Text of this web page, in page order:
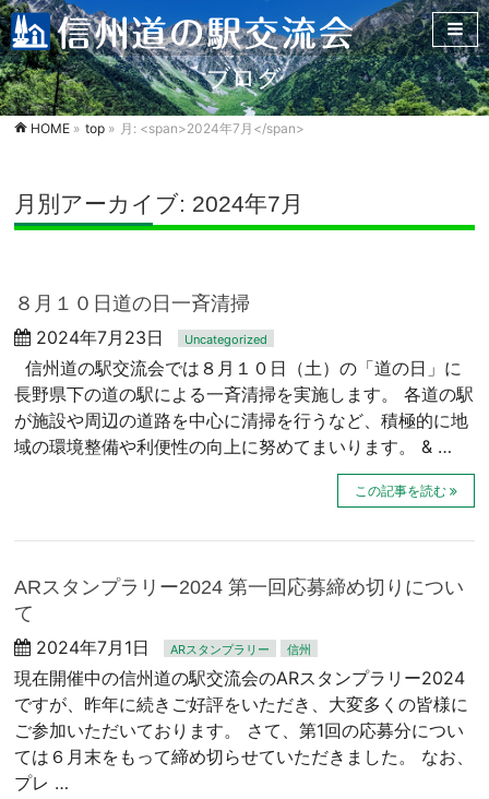
ブログ
HOME » top » 月: <span>2024年7月</span>
月別アーカイブ: 2024年7月
８月１０日道の日一斉清掃
2024年7月23日 Uncategorized
信州道の駅交流会では８月１０日（土）の「道の日」に
長野県下の道の駅による一斉清掃を実施します。 各道の駅
が施設や周辺の道路を中心に清掃を行うなど、積極的に地
域の環境整備や利便性の向上に努めてまいります。 & …
この記事を読む
ARスタンプラリー2024 第一回応募締め切りについ
て
2024年7月1日 ARスタンプラリー 信州
現在開催中の信州道の駅交流会のARスタンプラリー2024
ですが、昨年に続きご好評をいただき、大変多くの皆様に
ご参加いただいております。 さて、第1回の応募分につい
ては６月末をもって締め切らせていただきました。 なお、
プレ …